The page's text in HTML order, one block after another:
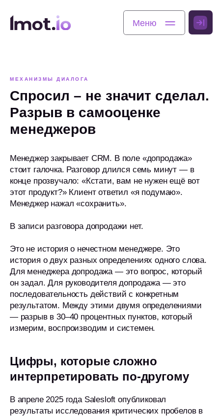
МЕХАНИЗМЫ ДИАЛОГА
Спросил – не значит сделал.
Разрыв в самооценке
менеджеров
Менеджер закрывает CRM. В поле «допродажа»
стоит галочка. Разговор длился семь минут — в
конце прозвучало: «Кстати, вам не нужен ещё вот
этот продукт?» Клиент ответил «я подумаю».
Менеджер нажал «сохранить».
В записи разговора допродажи нет.
Это не история о нечестном менеджере. Это
история о двух разных определениях одного слова.
Для менеджера допродажа — это вопрос, который
он задал. Для руководителя допродажа — это
последовательность действий с конкретным
результатом. Между этими двумя определениями
— разрыв в 30–40 процентных пунктов, который
измерим, воспроизводим и системен.
Цифры, которые сложно
интерпретировать по-другому
В апреле 2025 года Salesloft опубликовал
результаты исследования критических пробелов в